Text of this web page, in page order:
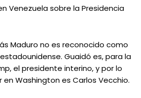
Venezuela sobre la Presidencia
Maduro no es reconocido como
Guaidó es, para la
el presidente interino, y por lo
Washington es Carlos Vecchio.